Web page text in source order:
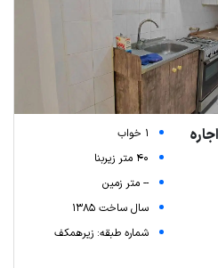
1 خواب
40 متر زیربنا
-- متر زمین
سال ساخت 1385
شماره طبقه: زیرهمکف